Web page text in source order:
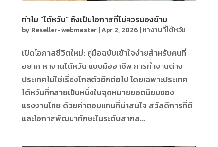
ทำไม “ไต้หวัน” ถึงเป็นโอกาสที่ไม่ควรมองข้าม
by Reseller-webmaster|Apr 2, 2026 |หางานที่ไต้หวัน
เปิดโอกาสชีวิตใหม่: คู่มือฉบับเข้าใจง่ายสำหรับคนที่
อยาก หางานไต้หวัน แบบมืออาชีพ การทำงานต่าง
ประเทศไม่ใช่เรื่องไกลตัวอีกต่อไป โดยเฉพาะประเทศ
ไต้หวันที่กลายเป็นหนึ่งในจุดหมายยอดนิยมของ
แรงงานไทย ด้วยค่าตอบแทนที่น่าสนใจ สวัสดิการที่ดี
และโอกาสพัฒนาทักษะในระดับสากล...